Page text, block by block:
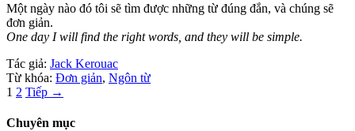
Một ngày nào đó tôi sẽ tìm được những từ đúng đắn, và chúng sẽ
đơn giản.
One day I will find the right words, and they will be simple.
Tác giả: Jack Kerouac
Từ khóa: Đơn giản, Ngôn từ
Phân
trang
1 2 Tiếp →
Chuyên mục